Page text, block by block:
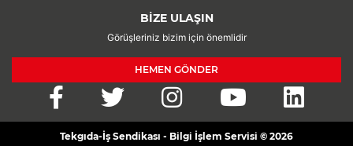
BİZE ULAŞIN
Görüşleriniz bizim için önemlidir
HEMEN GÖNDER
Tekgıda-İş Sendikası - Bilgi İşlem Servisi © 2026